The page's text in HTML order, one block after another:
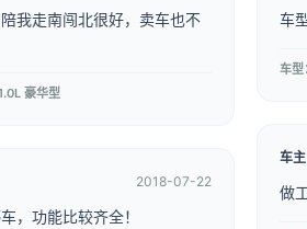
我走南闯北很好，卖车也不
豪华型
2018-07-22
，功能比较齐全！
车
车型
车
做